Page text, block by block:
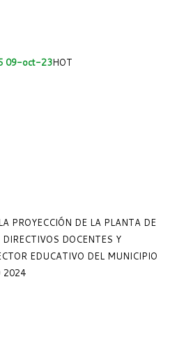
09-oct-23HOT
PROYECCIÓN DE LA PLANTA DE
DOCENTES Y
EDUCATIVO DEL MUNICIPIO
2024